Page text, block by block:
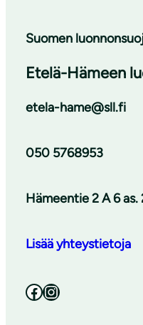
Suomen
Etelä-Hämeen
etela-hame@sll.fi
050 5768953
Hämeentie 2 A 6
Lisää yhteystietoja
Facebook Instagram